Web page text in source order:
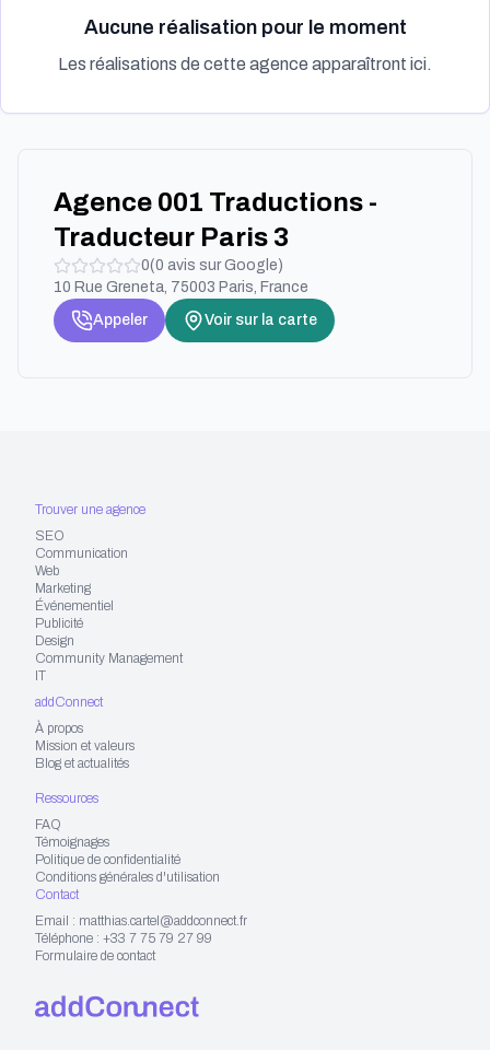
Aucune réalisation pour le moment
Les réalisations de cette agence apparaîtront ici.
Agence 001 Traductions -
Traducteur Paris 3
0(0 avis sur Google)
10 Rue Greneta, 75003 Paris, France
Appeler
Voir sur la carte
Trouver une agence
SEO
Communication
Web
Marketing
Événementiel
Publicité
Design
Community Management
IT
addConnect
À propos
Mission et valeurs
Blog et actualités
Ressources
FAQ
Témoignages
Politique de confidentialité
Conditions générales d'utilisation
Contact
Email : matthias.cartel@addconnect.fr
Téléphone : +33 7 75 79 27 99
Formulaire de contact